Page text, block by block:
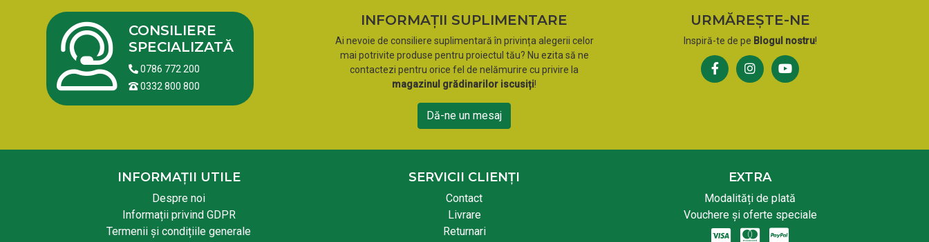
CONSILIERE
SPECIALIZATĂ
0786 772 200
0332 800 800
INFORMAȚII SUPLIMENTARE
Ai nevoie de consiliere suplimentară în privința alegerii celor
mai potrivite produse pentru proiectul tău? Nu ezita să ne
contactezi pentru orice fel de nelămurire cu privire la
magazinul grădinarilor iscusiți!
Dă-ne un mesaj
URMĂREȘTE-NE
Inspiră-te de pe Blogul nostru!
INFORMAȚII UTILE
Despre noi
Informații privind GDPR
Termenii și condițiile generale
SERVICII CLIENȚI
Contact
Livrare
Returnari
EXTRA
Modalități de plată
Vouchere și oferte speciale